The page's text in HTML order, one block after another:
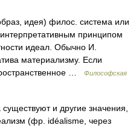
идея) филос. система или
принципом
идеал. Обычно И.
материализму. Если
…
Философская
и другие значения,
(фр. idéalisme, через